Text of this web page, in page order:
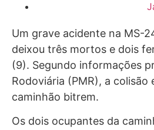
Um grave acidente na MS-
deixou três mortos e dois
(9). Segundo informações
Rodoviária (PMR), a colisão
caminhão bitrem.
Os dois ocupantes da